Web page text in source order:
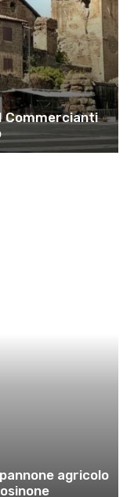
Commercianti
agricolo